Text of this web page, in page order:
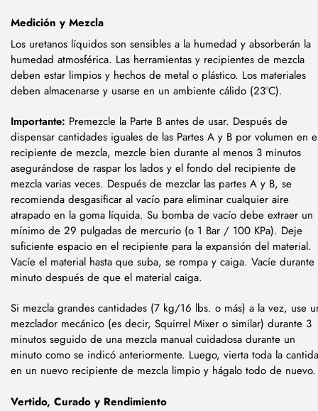
Medición y Mezcla
Los uretanos líquidos son sensibles a la humedad y absorberán la
humedad atmosférica. Las herramientas y recipientes de mezcla
deben estar limpios y hechos de metal o plástico. Los materiales
deben almacenarse y usarse en un ambiente cálido (23°C).
Importante: Premezcle la Parte B antes de usar. Después de
dispensar cantidades iguales de las Partes A y B por volumen en
recipiente de mezcla, mezcle bien durante al menos 3 minutos
asegurándose de raspar los lados y el fondo del recipiente de
mezcla varias veces. Después de mezclar las partes A y B, se
recomienda desgasificar al vacío para eliminar cualquier aire
atrapado en la goma líquida. Su bomba de vacío debe extraer un
mínimo de 29 pulgadas de mercurio (o 1 Bar / 100 KPa). Deje
suficiente espacio en el recipiente para la expansión del material.
Vacíe el material hasta que suba, se rompa y caiga. Vacíe durante
minuto después de que el material caiga.
Si mezcla grandes cantidades (7 kg/16 lbs. o más) a la vez, use
mezclador mecánico (es decir, Squirrel Mixer o similar) durante 3
minutos seguido de una mezcla manual cuidadosa durante un
minuto como se indicó anteriormente. Luego, vierta toda la
en un nuevo recipiente de mezcla limpio y hágalo todo de nuevo.
Vertido, Curado y Rendimiento